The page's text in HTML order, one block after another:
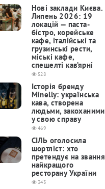
Нові заклади Києва.
Липень 2026: 19
локацій — паста-
бістро, корейське
кафе, італійські та
грузинські рести,
міські кафе,
спешелті кав’ярні
528
Історія бренду
Minelly: українська
кава, створена
людьми, закоханими
у свою справу
469
СІЛЬ оголосила
шортліст: хто
претендує на звання
найкращого
ресторану України
343